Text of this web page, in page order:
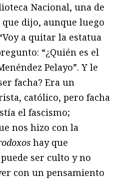
Nacional, una de
dijo, aunque luego
a quitar la estatua
“¿Quién es el
Pelayo”. Y le
facha? Era un
católico, pero facha
el fascismo;
nos hizo con la
hay que
ser culto y no
con un pensamiento